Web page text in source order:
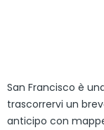
San Francisco è
trascorrervi un
anticipo con